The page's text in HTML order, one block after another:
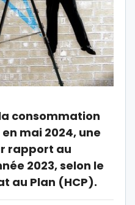
consommation
mai 2024, une
rapport au
2023, selon le
au Plan (HCP).